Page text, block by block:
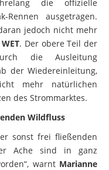
die offizielle
Rennen ausgetragen.
jedoch nicht mehr
. Der obere Teil der
die Ausleitung
der Wiedereinleitung,
mehr natürlichen
des Strommarktes.
Wildfluss
sonst frei fließenden
Ache sind in ganz
warnt Marianne